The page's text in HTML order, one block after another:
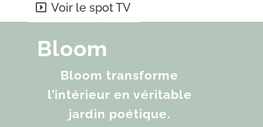
Voir le spot TV
Bloom
Bloom transforme
l’intérieur en véritable
jardin poétique.